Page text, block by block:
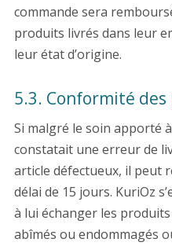
commande sera
produits livrés dans leur
leur état d’origine.
5.3. Conformité
Si malgré le soin apporté
constatait une erreur de
article défectueux, il peut
délai de 15 jours. KuriOz
à lui échanger les
abîmés ou endommagés